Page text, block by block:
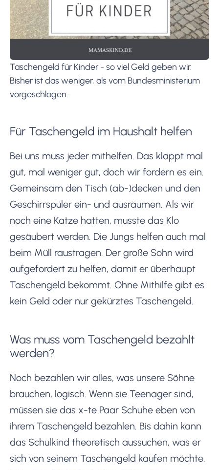
Taschengeld für Kinder - so viel Geld geben wir.
Bisher ist das weniger, als vom Bundesministerium
vorgeschlagen.
Für Taschengeld im Haushalt helfen
Bei uns muss jeder mithelfen. Das klappt mal
gut, mal weniger gut, doch wir fordern es ein.
Gemeinsam den Tisch (ab-)decken und den
Geschirrspüler ein- und ausräumen. Als wir
noch eine Katze hatten, musste das Klo
gesäubert werden. Die Jungs helfen auch mal
beim Müll raustragen. Der große Sohn wird
aufgefordert zu helfen, damit er überhaupt
Taschengeld bekommt. Ohne Mithilfe gibt es
kein Geld oder nur gekürztes Taschengeld.
Was muss vom Taschengeld bezahlt
werden?
Noch bezahlen wir alles, was unsere Söhne
brauchen, logisch. Wenn sie Teenager sind,
müssen sie das x-te Paar Schuhe eben von
ihrem Taschengeld bezahlen. Bis dahin kann
das Schulkind theoretisch aussuchen, was er
sich von seinem Taschengeld kaufen möchte.